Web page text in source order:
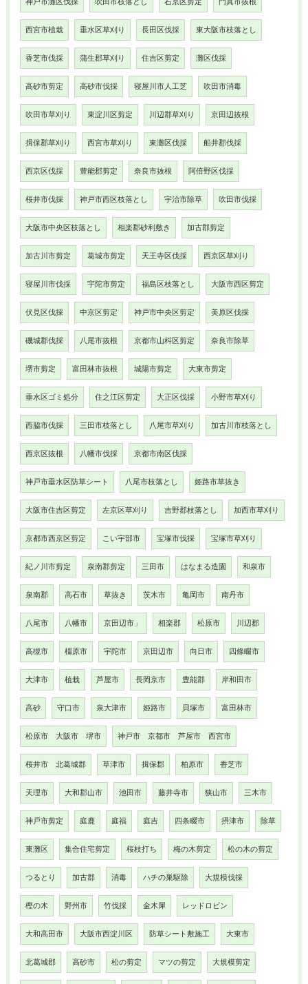
西宮市植栽 垂水区草刈り 長田区伐採 東大阪市枝落とし
香芝市伐採 蒲生郡草刈り 住吉区剪定 灘区伐採
高砂市剪定 高砂市伐採 寝屋川市人工芝 吹田市消毒
吹田市草刈り 東淀川区剪定 川辺郡草刈り 京田辺抜根
揖保郡草刈り 西宮市草刈り 東灘区伐採 船井郡伐採
西京区伐採 豊能郡剪定 奈良市抜根 阿倍野区伐採
桜井市伐採 神戸市西区枝落とし 宇治市除草 吹田市伐採
大阪市中央区枝落とし 相楽郡砂利敷き 加古郡剪定
加古川市剪定 葛城市剪定 天王寺区伐採 西京区草刈り
寝屋川市伐採 宇陀市剪定 福島区枝落とし 大阪市西区剪定
伏見区伐採 中京区剪定 神戸市中央区剪定 美原区伐採
磯城郡伐採 八尾市抜根 京都市山科区剪定 奈良市除草
堺市剪定 富田林市抜根 城陽市剪定 大東市剪定
垂水区ゴミ処分 住之江区剪定 大正区伐採 小野市草刈り
西脇市伐採 三田市枝落とし 八尾市草刈り 加古川市枝落とし
西京区抜根 八幡市伐採 京都市南区伐採
神戸市垂水区防草シート 八尾市枝落とし 姫路市草抜き
大阪市住吉区剪定 左京区草刈り 吉野郡枝落とし 加西市草刈り
京都市西京区剪定 こい宇部市 宝塚市伐採 宝塚市草刈り
紀ノ川市剪定 泉南郡剪定 三田市 はなまる造園 和泉市
泉南郡 高石市 草抜き 茨木市 亀岡市 南丹市
八尾市 八幡市 京田辺市」 相楽郡 松原市 川辺郡
高槻市 橿原市 宇陀市 京田辺市 向日市 四條畷市
大津市 植栽 芦屋市 長岡京市 豊能郡 岸和田市
高砂 守口市 泉大津市 姫路市 貝塚市 富田林市
松原市 大阪市 堺市 神戸市 京都市 芦屋市 西宮市
桜井市 北葛城郡 草津市 揖保郡 柏原市 香芝市
天理市 大和郡山市 池田市 藤井寺市 狭山市 三木市
神戸市剪定 庭鹿 庭福 庭吉 四条畷市 摂津市 除草
東灘区 集合住宅剪定 桜枝打ち 梅の木剪定 松の木の剪定
つるとり 加古郡 消毒 ハチの巣駆除 大規模伐採
樫の木 野州市 竹伐採 金木犀 レッドロビン
大和高田市 大阪市西淀川区 防草シート敷施工 大東市
北葛城郡 高砂市 松の剪定 マツの剪定 大規模剪定